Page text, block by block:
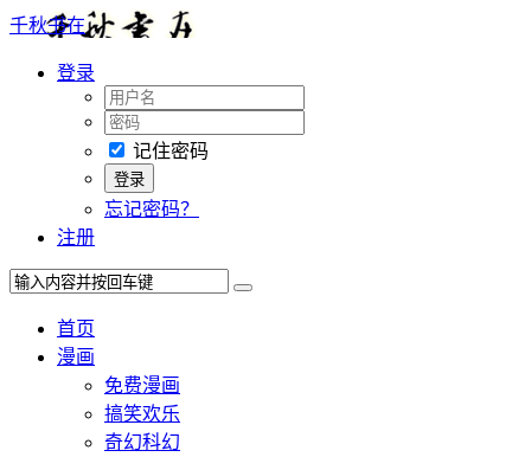
千秋书在
登录
记住密码
忘记密码？
注册
首页
漫画
免费漫画
搞笑欢乐
奇幻科幻